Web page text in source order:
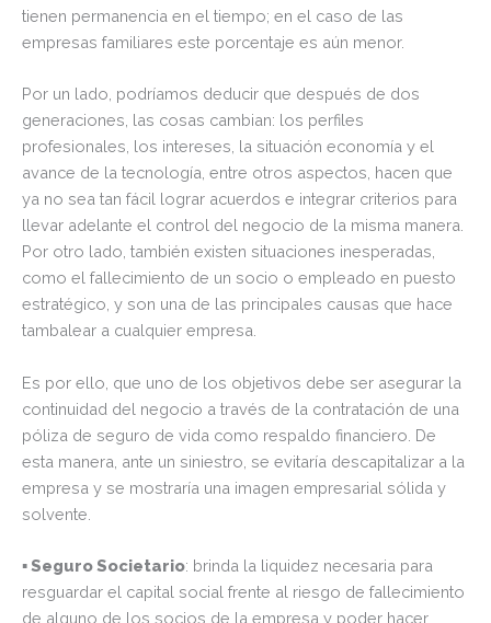
tienen permanencia en el tiempo; en el caso de las
empresas familiares este porcentaje es aún menor.
Por un lado, podríamos deducir que después de dos
generaciones, las cosas cambian: los perfiles
profesionales, los intereses, la situación economía y el
avance de la tecnología, entre otros aspectos, hacen que
ya no sea tan fácil lograr acuerdos e integrar criterios para
llevar adelante el control del negocio de la misma manera.
Por otro lado, también existen situaciones inesperadas,
como el fallecimiento de un socio o empleado en puesto
estratégico, y son una de las principales causas que hace
tambalear a cualquier empresa.
Es por ello, que uno de los objetivos debe ser asegurar la
continuidad del negocio a través de la contratación de una
póliza de seguro de vida como respaldo financiero. De
esta manera, ante un siniestro, se evitaría descapitalizar a la
empresa y se mostraría una imagen empresarial sólida y
solvente.
▪ Seguro Societario: brinda la liquidez necesaria para
resguardar el capital social frente al riesgo de fallecimiento
de alguno de los socios de la empresa y poder hacer